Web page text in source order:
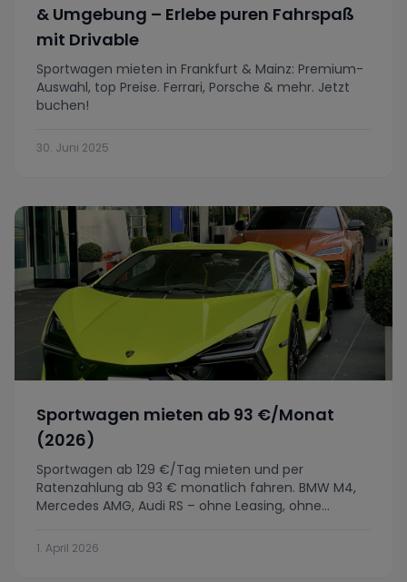
& Umgebung – Erlebe puren Fahrspaß
mit Drivable
Sportwagen mieten in Frankfurt & Mainz: Premium-
Auswahl, top Preise. Ferrari, Porsche & mehr. Jetzt
buchen!
30. Juni 2025
Sportwagen mieten ab 93 €/Monat
(2026)
Sportwagen ab 129 €/Tag mieten und per
Ratenzahlung ab 93 € monatlich fahren. BMW M4,
Mercedes AMG, Audi RS – ohne Leasing, ohne
1. April 2026